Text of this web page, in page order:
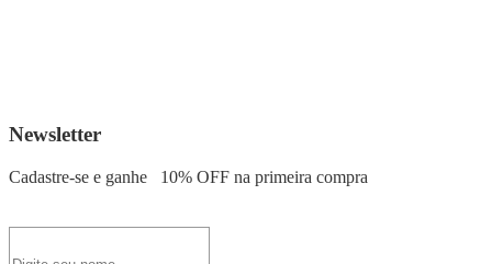
Newsletter
Cadastre-se e ganhe 10% OFF na primeira compra